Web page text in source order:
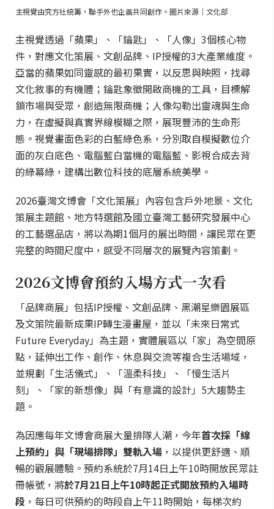
主視覺由究方社統籌，聯手外也企画共同創作。圖片來源｜文化部
主視覺透過「蘋果」、「鑰匙」、「人像」3個核心物
件，對應文化策展、文創品牌、IP授權的3大產業維度。
亞當的蘋果如同靈感的最初果實，以反思與映照，找尋
文化敘事的有機體；鑰匙象徵開啟商機的工具，目標解
鎖市場與受眾，創造無限商機；人像勾勒出靈魂與生命
力，在虛擬與真實界線模糊之際，展現豐沛的生命形
態。視覺畫面色彩的白藍綠色系，分別取自模擬數位介
面的灰白底色、電腦藍白當機的電腦藍、影視合成去背
的綠幕綠，建構出數位科技的底層系統美學。
2026臺灣文博會「文化策展」內容包含戶外地景、文化
策展主題館、地方特選館及國立臺灣工藝研究發展中心
的工藝選品店，將以為期1個月的展出時間，讓民眾在更
完整的時間尺度中，感受不同層次的展覽內容策劃。
2026文博會預約入場方式一次看
「品牌商展」包括IP授權、文創品牌、黑潮星樂園展區
及文策院最新成果IP轉生漫畫屋，並以「未來日常式
Future Everyday」為主題，實體展區以「家」為空間原
點，延伸出工作、創作、休息與交流等複合生活場域，
並規劃「生活儀式」、「溫柔科技」、「慢生活片
刻」、「家的新想像」與「有意識的設計」5大趨勢主
題。
為因應每年文博會商展大量排隊人潮，今年首次採「線
上預約」與「現場排隊」雙軌入場 ，以提供更舒適、順
暢的觀展體驗。預約系統於7月14日上午10時開放民眾註
冊帳號，將於7月21日上午10時起正式開放預約入場時
段 ，每日可供預約的時段自上午11時開始，每梯次約